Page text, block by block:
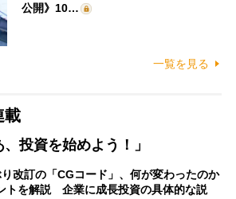
公開》10…
一覧を見る
載
投資を始めよう！」
改訂の「CGコード」、何が変わったのか
トを解説 企業に成長投資の具体的な説